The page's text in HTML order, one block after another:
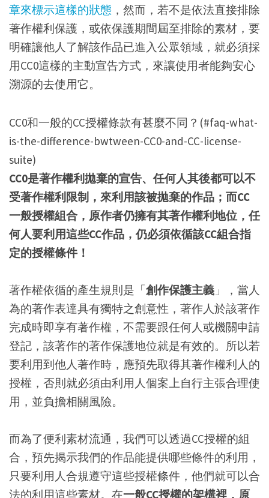
章來標示這樣的狀態 ，然而，若不是依法直接排除
著作權利保護，或依保護期間屆至排除的素材，要
明確讓他人了解該作品已進入公眾領域，就必須採
用CC0這樣的主動宣告方式，來讓使用者能夠安心
溯源的去使用它。
CC0和一般的CC授權條款有甚麼不同？(#faq-what-
is-the-difference-bwtween-CC0-and-CC-license-
suite)
CC0是著作權利拋棄的宣告、任何人其後都可以不
受著作權利限制，來利用該被拋棄的作品；而CC
一般授權組合，原作者仍擁有其著作權利地位，任
何人要利用這些CC作品，仍必須依循該CC組合指
定的授權條件！
著作權依循的產生規則是「創作保護主義 」，當人
為的著作表達具有獨特之創意性，著作人於該著作
完成時即享有著作權，不需要跟任何人或機關申請
登記，該著作的著作保護地位就是有效的。所以若
要利用到他人著作時，應預先取得其著作權利人的
授權，否則就必須由利用人個案上自行主張合理使
用，並負擔相關風險。
而為了便利素材流通，我們可以透過CC授權的組
合，預先揭示我們的作品能提供哪些條件的利用，
只要利用人合規遵守這些授權條件，他們就可以合
法的利用這些素材。在一般CC授權的架構裡，原